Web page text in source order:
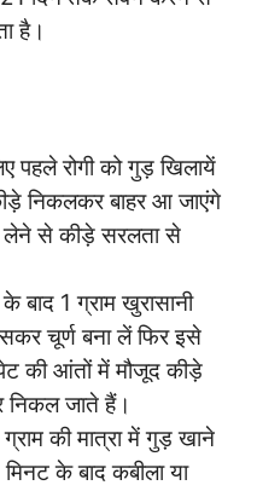
है।
पहले रोगी को गुड़ खिलायें
निकलकर बाहर आ जाएंगे
लेने से कीड़े सरलता से
बाद 1 ग्राम खुरासानी
चूर्ण बना लें फिर इसे
की आंतों में मौजूद कीड़े
निकल जाते हैं।
की मात्रा में गुड़ खाने
के बाद कबीला या